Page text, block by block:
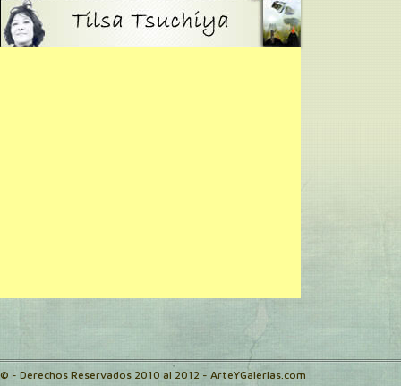
© - Derechos Reservados 2010 al 2012 - ArteYGalerias.com